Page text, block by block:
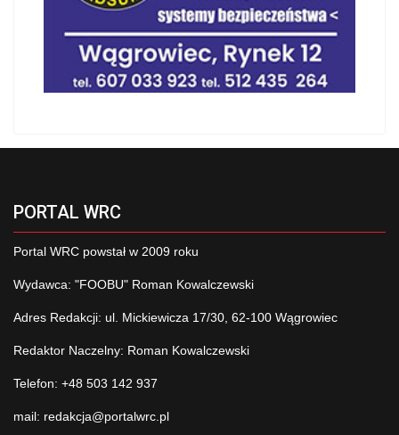
PORTAL WRC
Portal WRC powstał w 2009 roku
Wydawca: "FOOBU" Roman Kowalczewski
Adres Redakcji: ul. Mickiewicza 17/30, 62-100 Wągrowiec
Redaktor Naczelny: Roman Kowalczewski
Telefon: +48 503 142 937
mail: redakcja@portalwrc.pl